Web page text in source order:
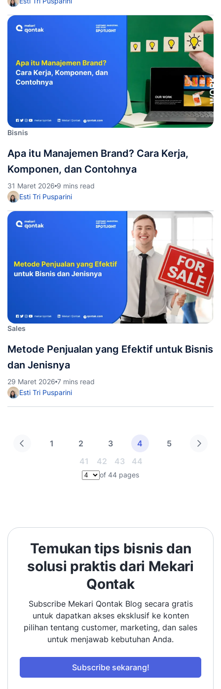
Bisnis
Apa itu Manajemen Brand? Cara Kerja,
Komponen, dan Contohnya
31 Maret 2026 9 mins read
Esti Tri Pusparini
Sales
Metode Penjualan yang Efektif untuk Bisnis
dan Jenisnya
29 Maret 2026 7 mins read
Esti Tri Pusparini
1 2 3 4
5
41
42 43
44
Pilih halaman
of 44 pages
Temukan tips bisnis dan
solusi praktis dari Mekari
Qontak
Subscribe Mekari Qontak Blog secara gratis
untuk dapatkan akses eksklusif ke konten
pilihan tentang customer, marketing, dan sales
untuk menjawab kebutuhan Anda.
Subscribe sekarang!